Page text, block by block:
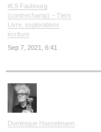
#L9 Faubourg
(contrechamp) – Tiers
Livre, explorations
écriture
Sep 7, 2021, 6:41
Dominique Hasselmann